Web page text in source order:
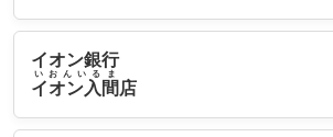
イオン銀行
イオン入間
いおんいるま
店